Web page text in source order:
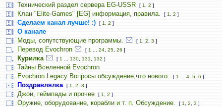
Технический раздел сервера EG-USSR
[ 1 2 ]
Клан "Elite-Games" [EG] информация, правила. [ 1 2 ]
Сделаем канал лучше! :) [ 1 2 ]
О канале
Моды, сопутствующие программы.
[ 1 2 3 ]
Перевод Evochron [ 1 24 25 26 ]
Курилка [ 1 130 131 132 ]
Тайны Вселенной Evochron
Evochron Legacy Вопросы обсуждение,что нового.
[ 1 4 5 6 ]
Поздравлялка [ 1 2 3 ]
Джои, геймпады и прочее [ 1 2 ]
Оружие, оборудование, корабли и т. п. Обсуждение. [ 1 2 3 ]